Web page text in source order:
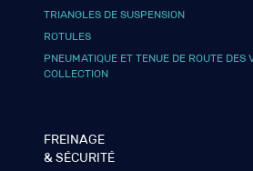
TRIANGLES DE SUSPENSION
ROTULES
PNEUMATIQUE ET TENUE DE ROUTE DES
COLLECTION
FREINAGE
& SÉCURITÉ